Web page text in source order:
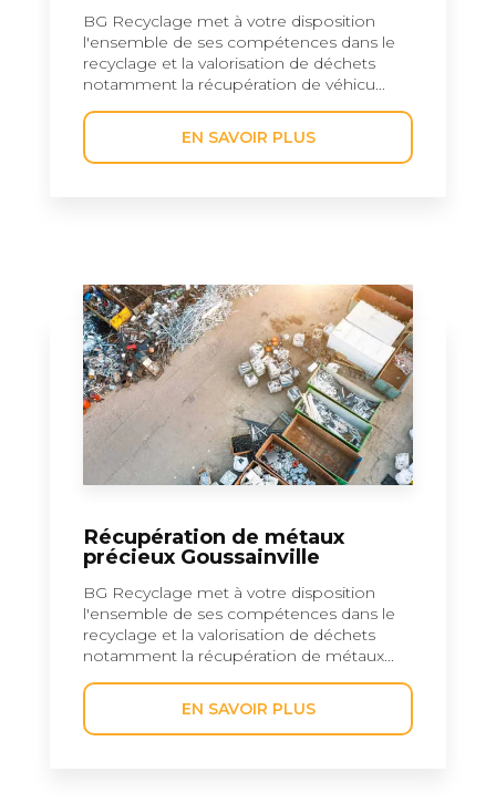
BG Recyclage met à votre disposition
l'ensemble de ses compétences dans le
recyclage et la valorisation de déchets
notamment la récupération de véhicu...
EN SAVOIR PLUS
Récupération de métaux
précieux Goussainville
BG Recyclage met à votre disposition
l'ensemble de ses compétences dans le
recyclage et la valorisation de déchets
notamment la récupération de métaux...
EN SAVOIR PLUS